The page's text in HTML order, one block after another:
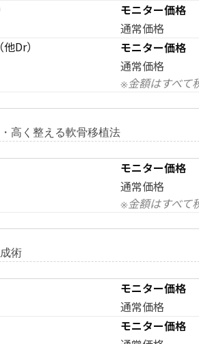
モニター価格
通常価格
Dr） モニター価格
通常価格
※金額はすべて
高く整える軟骨移植法
モニター価格
通常価格
※金額はすべて
術
モニター価格
通常価格
モニター価格